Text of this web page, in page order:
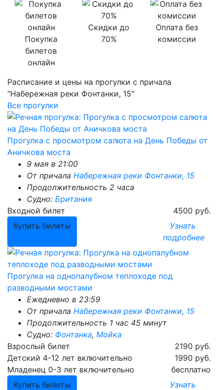
Покупка
билетов
онлайн
Скидки до
70%
Оплата без
комиссии
Расписание и цены на прогулки с причала
"Набережная реки Фонтанки, 15"
Все прогулки
Прогулка с просмотром салюта на День Победы от
Аничкова моста
9 мая в 21:00
От причала Набережная реки Фонтанки, 15
Продолжительность 2 часа
Судно: Британия
Входной билет
4500 руб.
Купить билеты
Узнать
подробнее
Прогулка на однопалубном теплоходе под
разводными мостами
Ежедневно в 23:59
От причала Набережная реки Фонтанки, 15
Продолжительность 1 час 45 минут
Судно: Фонтанка, Мойка
Взрослый билет
2190 руб.
Детский 4-12 лет включительно
1990 руб.
Младенец 0-3 лет включительно
бесплатно
Купить билеты
Узнать